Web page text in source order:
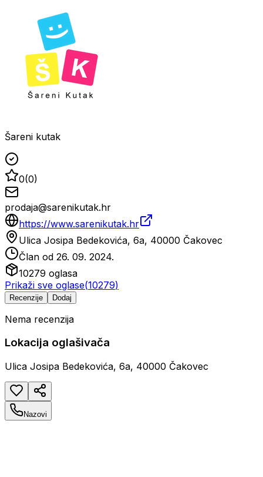
Šareni kutak
0(0)
prodaja@sarenikutak.hr
https://www.sarenikutak.hr
Ulica Josipa Bedekovića, 6a, 40000 Čakovec
Član od 26. 09. 2024.
10279 oglasa
Prikaži sve oglase(10279)
Recenzije Dodaj
Nema recenzija
Lokacija oglašivača
Ulica Josipa Bedekovića, 6a, 40000 Čakovec
Nazovi